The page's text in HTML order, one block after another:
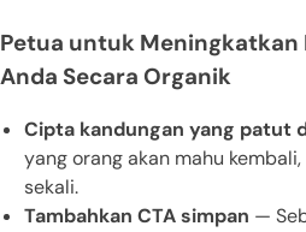
Petua untuk Meningkatkan
Anda Secara Organik
Cipta kandungan yang patut
yang orang akan mahu
sekali.
Tambahkan CTA simpan —